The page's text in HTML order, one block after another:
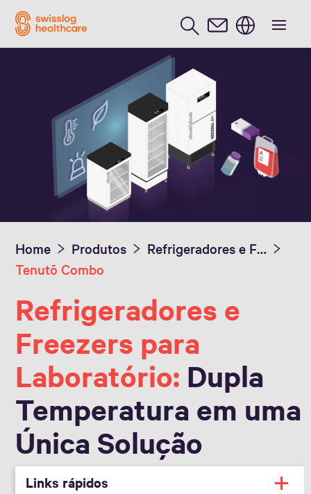
Português / Portuguese
Home Produtos
Refrigeradores e Freezers Médicos Tenutō
Tenutō Combo
Refrigeradores e
Freezers para
Laboratório: Dupla
Temperatura em uma
Única Solução
Links rápidos